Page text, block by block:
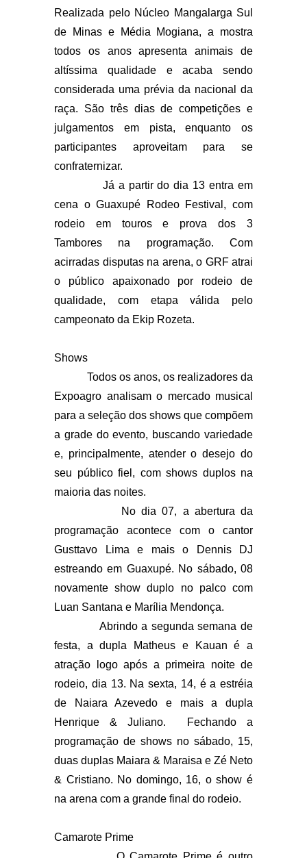
Realizada pelo Núcleo Mangalarga Sul
de Minas e Média Mogiana, a mostra
todos os anos apresenta animais de
altíssima qualidade e acaba sendo
considerada uma prévia da nacional da
raça. São três dias de competições e
julgamentos em pista, enquanto os
participantes aproveitam para se
confraternizar.
Já a partir do dia 13 entra em
cena o Guaxupé Rodeo Festival, com
rodeio em touros e prova dos 3
Tambores na programação. Com
acirradas disputas na arena, o GRF atrai
o público apaixonado por rodeio de
qualidade, com etapa válida pelo
campeonato da Ekip Rozeta.
Shows
Todos os anos, os realizadores da
Expoagro analisam o mercado musical
para a seleção dos shows que compõem
a grade do evento, buscando variedade
e, principalmente, atender o desejo do
seu público fiel, com shows duplos na
maioria das noites.
No dia 07, a abertura da
programação acontece com o cantor
Gusttavo Lima e mais o Dennis DJ
estreando em Guaxupé. No sábado, 08
novamente show duplo no palco com
Luan Santana e Marília Mendonça.
Abrindo a segunda semana de
festa, a dupla Matheus e Kauan é a
atração logo após a primeira noite de
rodeio, dia 13. Na sexta, 14, é a estréia
de Naiara Azevedo e mais a dupla
Henrique & Juliano. Fechando a
programação de shows no sábado, 15,
duas duplas Maiara & Maraisa e Zé Neto
& Cristiano. No domingo, 16, o show é
na arena com a grande final do rodeio.
Camarote Prime